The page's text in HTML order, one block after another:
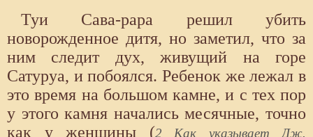
Туи Сава-рара решил убить
новорожденное дитя, но заметил, что за
ним следит дух, живущий на горе
Сатуруа, и побоялся. Ребенок же лежал в
это время на большом камне, и с тех пор
у этого камня начались месячные, точно
как у женщины (2 Как указывает Дж.